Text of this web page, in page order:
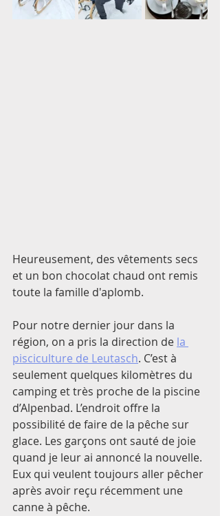
Heureusement, des vêtements secs
et un bon chocolat chaud ont remis
toute la famille d'aplomb.
Pour notre dernier jour dans la
région, on a pris la direction de la
pisciculture de Leutasch. C’est à
seulement quelques kilomètres du
camping et très proche de la piscine
d’Alpenbad. L’endroit offre la
possibilité de faire de la pêche sur
glace. Les garçons ont sauté de joie
quand je leur ai annoncé la nouvelle.
Eux qui veulent toujours aller pêcher
après avoir reçu récemment une
canne à pêche.